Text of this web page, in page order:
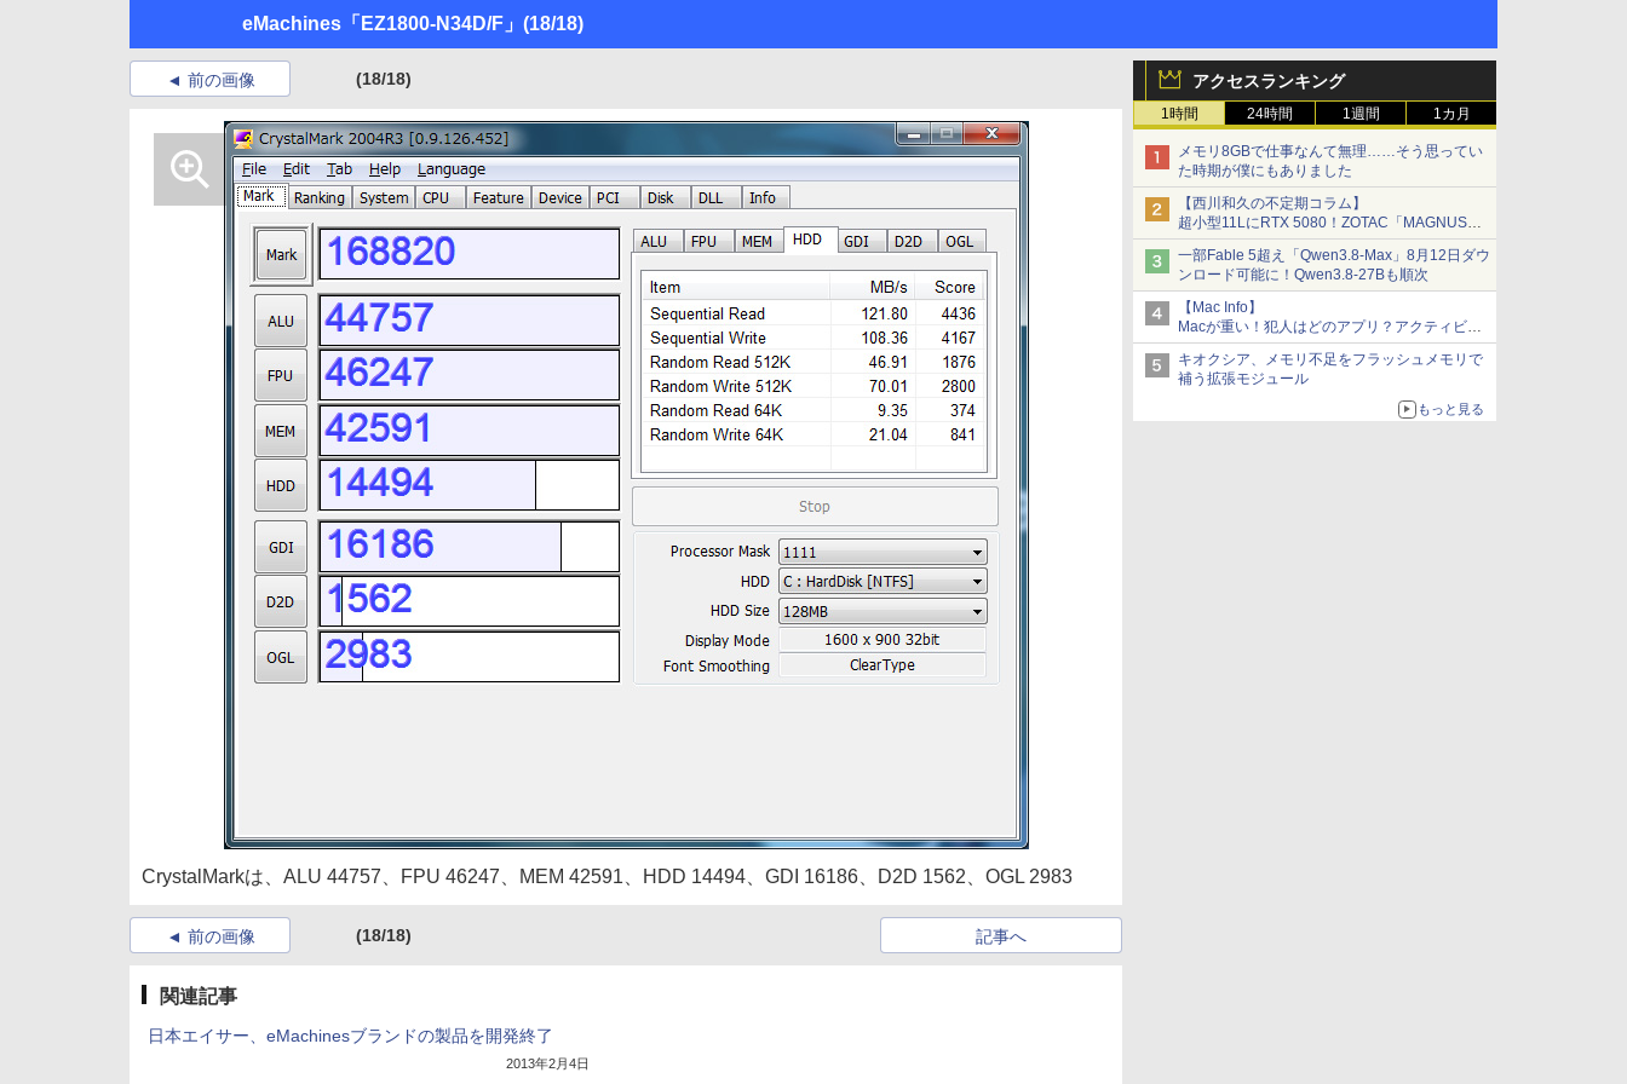
eMachines「EZ1800-N34D/F」 (18/18)
アクセスランキング
1時間 24時間 1週間 1カ月
メモリ8GBで仕事なんて無理……そう思ってい
た時期が僕にもありました
【西川和久の不定期コラム】
超小型11LにRTX 5080！ZOTAC「MAGNUS
ONE」最上位機の実力を探る
一部Fable 5超え「Qwen3.8-Max」8月12日ダウ
ンロード可能に！Qwen3.8-27Bも順次
【Mac Info】
Macが重い！犯人はどのアプリ？アクティビテ
ィモニタで突き止める
キオクシア、メモリ不足をフラッシュメモリで
補う拡張モジュール
もっと見る
前の画像 (18/18)
CrystalMarkは、ALU 44757、FPU 46247、MEM 42591、HDD 14494、GDI 16186、D2D 1562、OGL 2983
前の画像 (18/18) 記事へ
関連記事
日本エイサー、eMachinesブランドの製品を開発終了
2013年2月4日